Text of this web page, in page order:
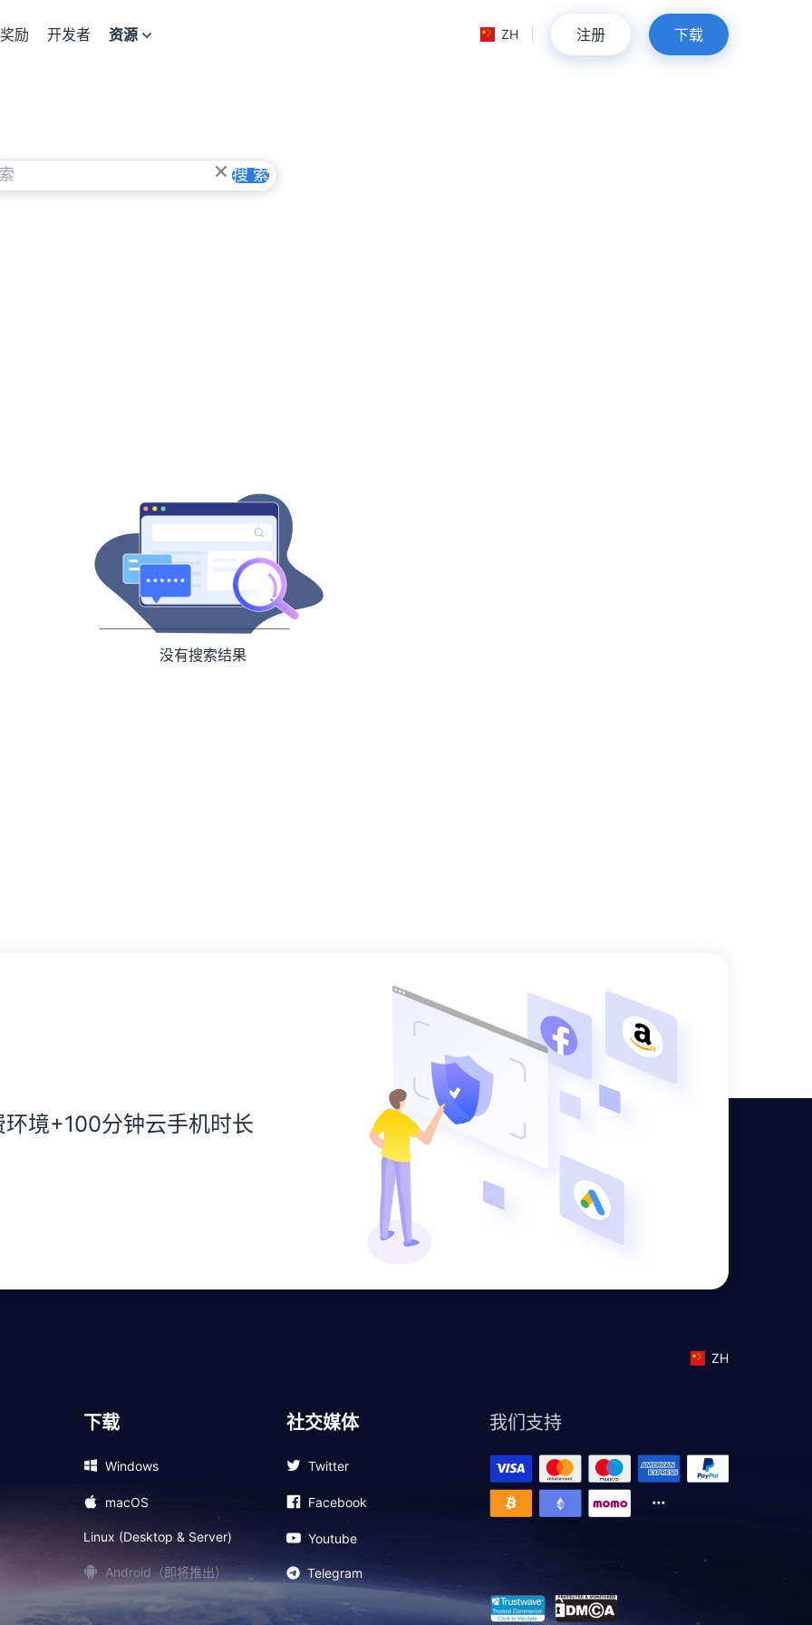
励 开发者 资源 ZH 注册 下载
搜 索
没有搜索结果
境+100分钟云手机时长
ZH
下载
Windows
macOS
Linux (Desktop & Server)
Android（即将推出）
社交媒体
Twitter
Facebook
Youtube
Telegram
我们支持